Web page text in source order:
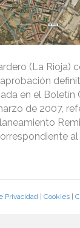
(La Rioja)
en el Boletín
de 2007,
Privacidad| Cookies|